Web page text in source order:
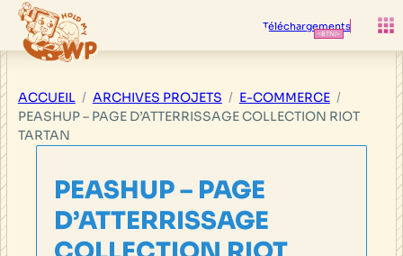
Aller
contenu
Téléchargements
ACCUEIL ARCHIVES PROJETS
E-COMMERCE
PEASHUP – PAGE D’ATTERRISSAGE COLLECTION RIOT
TARTAN
PEASHUP – PAGE
D’ATTERRISSAGE